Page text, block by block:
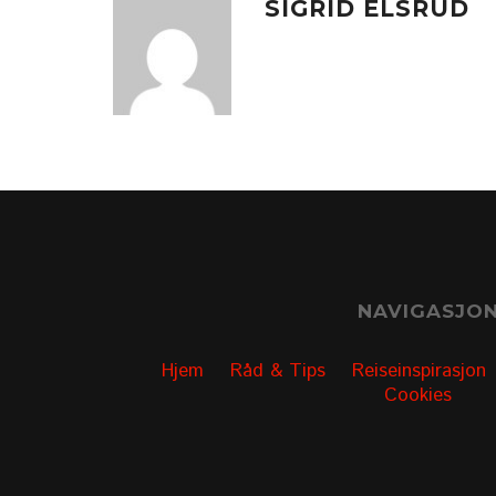
SIGRID ELSRUD
NAVIGASJON
Hjem Råd & Tips Reiseinspirasjon
Cookies